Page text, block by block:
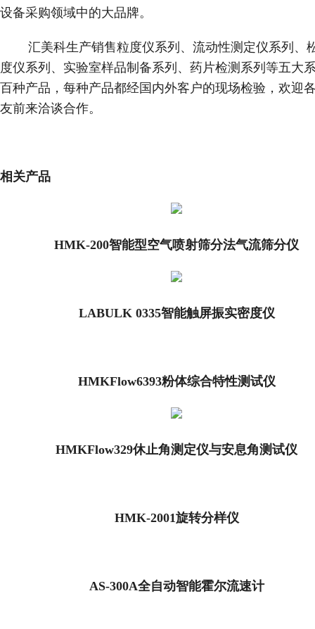
设备采购领域中的大品牌。
汇美科生产销售粒度仪系列、流动性测定仪系列、
度仪系列、实验室样品制备系列、药片检测系列等五大
百种产品，每种产品都经国内外客户的现场检验，欢迎
友前来洽谈合作。
相关产品
HMK-200智能型空气喷射筛分法气流筛分仪
LABULK 0335智能触屏振实密度仪
HMKFlow6393粉体综合特性测试仪
HMKFlow329休止角测定仪与安息角测试仪
HMK-2001旋转分样仪
AS-300A全自动智能霍尔流速计